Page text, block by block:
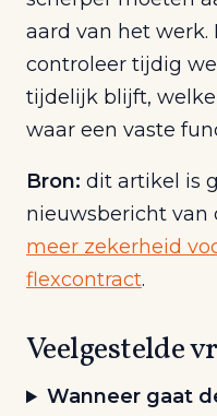
aard van het werk.
controleer tijdig
tijdelijk blijft,
waar een vaste
Bron: dit artikel is
nieuwsbericht van
meer zekerheid
flexcontract.
Veelgestelde
Wanneer gaat